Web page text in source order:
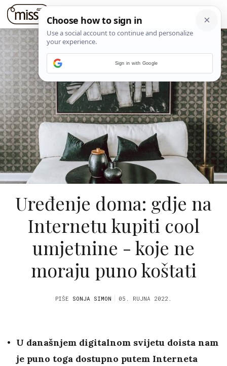
Uređenje doma: gdje na
Internetu kupiti cool
umjetnine - koje ne
moraju puno koštati
PIŠE SONJA SIMON 05. RUJNA 2022.
U današnjem digitalnom svijetu doista nam
je puno toga dostupno putem Interneta
Sign in with Google